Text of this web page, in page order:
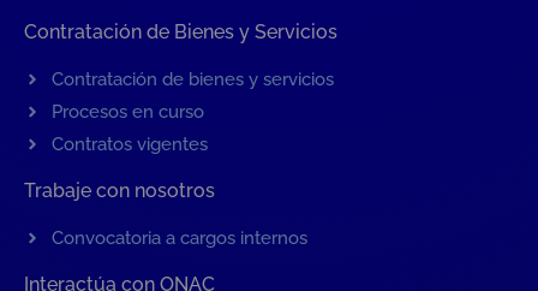
Contratación de Bienes y Servicios
Contratación de bienes y servicios
Procesos en curso
Contratos vigentes
Trabaje con nosotros
Convocatoria a cargos internos
Interactúa con ONAC